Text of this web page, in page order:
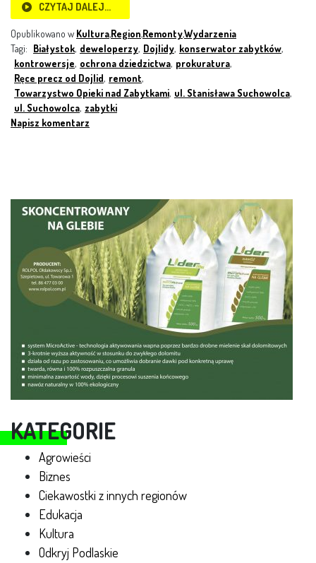
KATEGORIE
Agrowieści
Biznes
Ciekawostki z innych regionów
Edukacja
Kultura
Odkryj Podlaskie
CZYTAJ DALEJ…
Opublikowano w Kultura,Region,Remonty,Wydarzenia
Tagi: Białystok, deweloperzy, Dojlidy, konserwator zabytków,
kontrowersje, ochrona dziedzictwa, prokuratura,
Ręce precz od Dojlid, remont,
Towarzystwo Opieki nad Zabytkami, ul. Stanisława Suchowolca,
ul. Suchowolca, zabytki
Napisz komentarz